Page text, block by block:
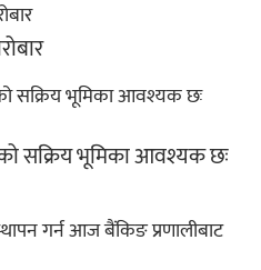
सक्रिय भूमिका आवश्यक छः